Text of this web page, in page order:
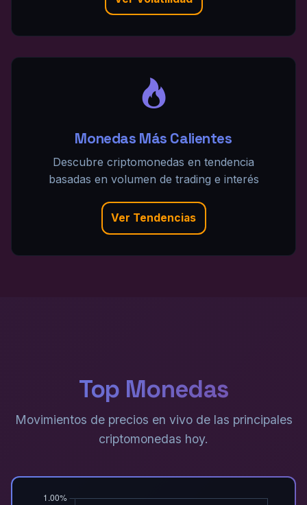
Monedas Más Calientes
Descubre criptomonedas en tendencia
basadas en volumen de trading e interés
Ver Tendencias
Top Monedas
Movimientos de precios en vivo de las principales
criptomonedas hoy.